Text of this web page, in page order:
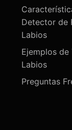
Detector de
Labios
Ejemplos de
Labios
Preguntas